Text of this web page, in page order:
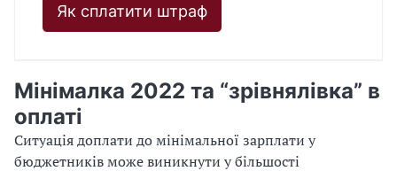
Як сплатити штраф
Мінімалка 2022 та “зрівнялівка” в
оплаті
Ситуація доплати до мінімальної зарплати у
бюджетників може виникнути у більшості